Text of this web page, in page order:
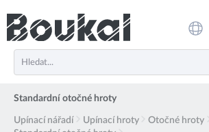
Standardní otočné hroty
Upínací nářadí Upínací hroty
Otočné hroty